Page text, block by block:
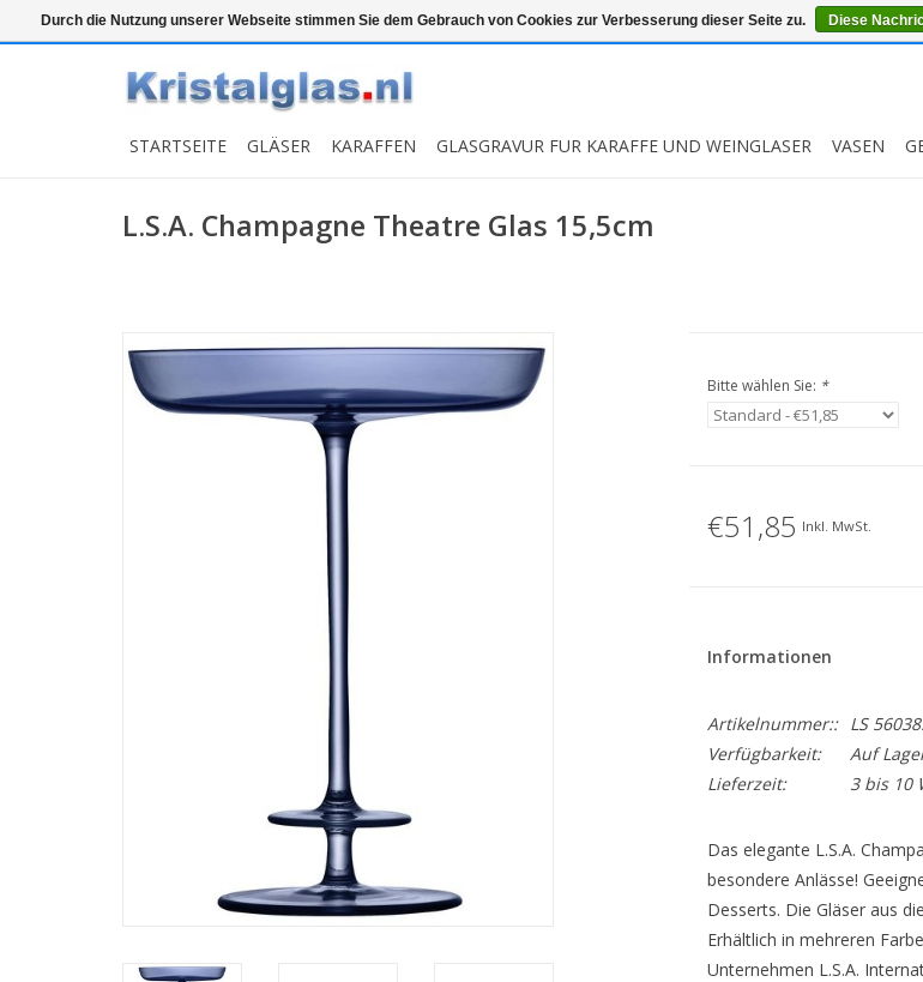
Top klasse Snelle levering Graveren
STARTSEITE GLÄSER KARAFFEN GLASGRAVUR FUR KARAFFE UND WEINGLASER VASEN
L.S.A. Champagne Theatre Glas 15,5cm
Bitte wählen Sie: *
€51,85 Inkl. MwSt.
Informationen
Artikelnummer::
LS
Verfügbarkeit:
Auf
Lieferzeit:
3 bis 10
Das elegante L.S.A.
besondere Anlässe!
Desserts. Die Gläser aus
Erhältlich in mehreren
Unternehmen L.S.A.
Durch die Nutzung unserer Webseite stimmen Sie dem Gebrauch von Cookies zur Verbesserung dieser Seite zu. Diese